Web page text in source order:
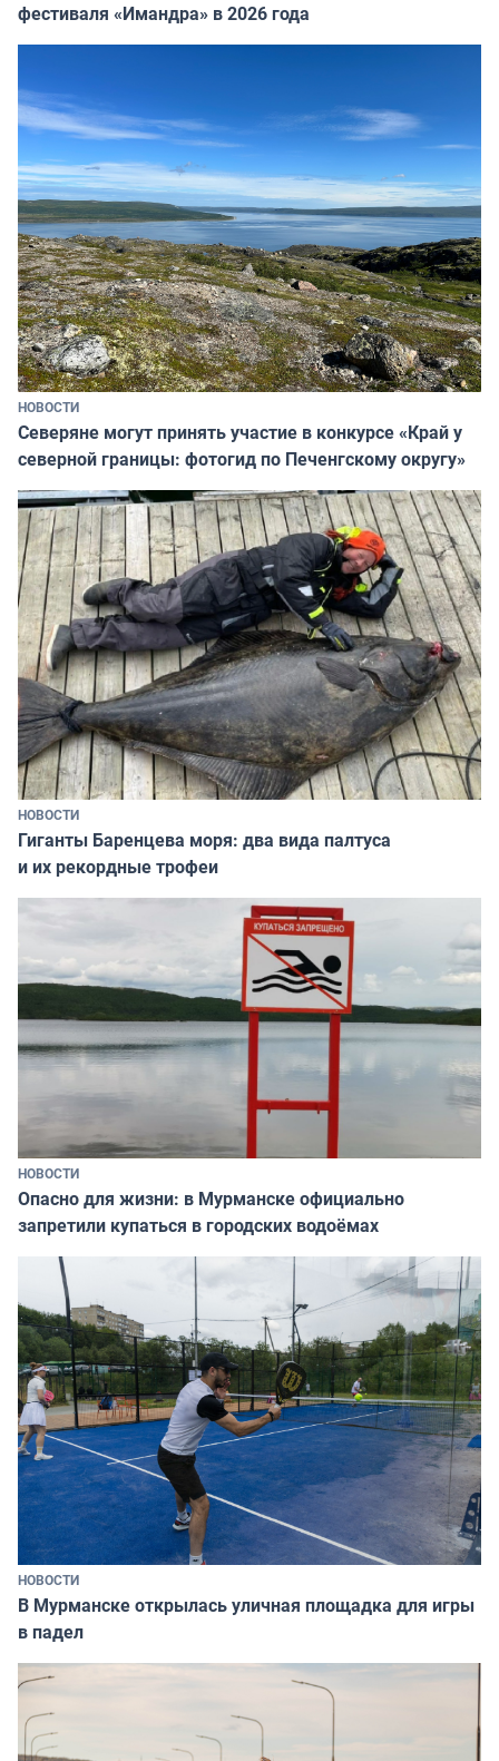
фестиваля «Имандра» в 2026 года
НОВОСТИ
Северяне могут принять участие в конкурсе «Край у
северной границы: фотогид по Печенгскому округу»
НОВОСТИ
Гиганты Баренцева моря: два вида палтуса
и их рекордные трофеи
НОВОСТИ
Опасно для жизни: в Мурманске официально
запретили купаться в городских водоёмах
НОВОСТИ
В Мурманске открылась уличная площадка для игры
в падел